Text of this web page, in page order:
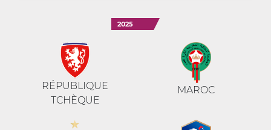
2025
RÉPUBLIQUE
TCHÈQUE
MAROC